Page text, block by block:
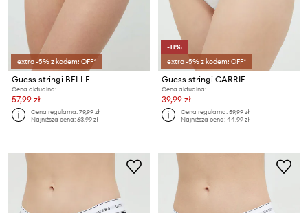
extra -5% z kodem: OFF*
Guess stringi BELLE
Cena aktualna:
57,99 zł
Cena regularna:79,99 zł
Najniższa cena:63,99 zł
-11%
extra -5% z kodem: OFF*
Guess stringi CARRIE
Cena aktualna:
39,99 zł
Cena regularna:59,99 zł
Najniższa cena:44,99 zł